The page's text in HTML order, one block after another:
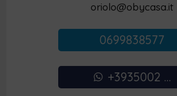
oriolo@obycasa.it
0699838577
+3935002 ...